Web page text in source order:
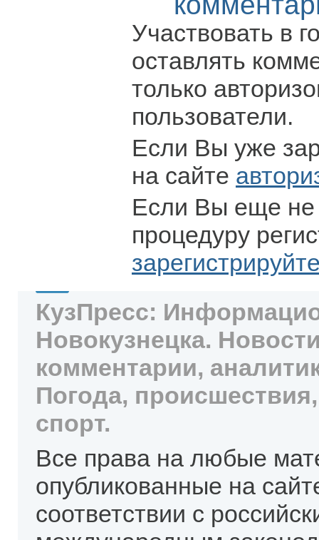
Участвовать в
оставлять
только
пользователи.
Если Вы уже
на сайте
Если Вы еще не
процедуру
КузПресс:
Новокузнецка.
комментарии,
Погода,
спорт.
Все права на любые
опубликованные на
соответствии с